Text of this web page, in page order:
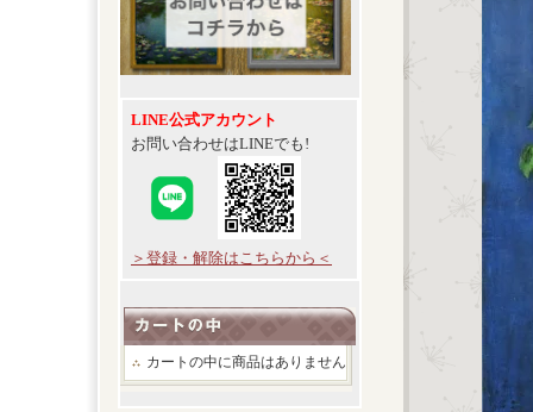
LINE公式アカウント
お問い合わせはLINEでも!
＞登録・解除はこちらから＜
カートの中に商品はありません